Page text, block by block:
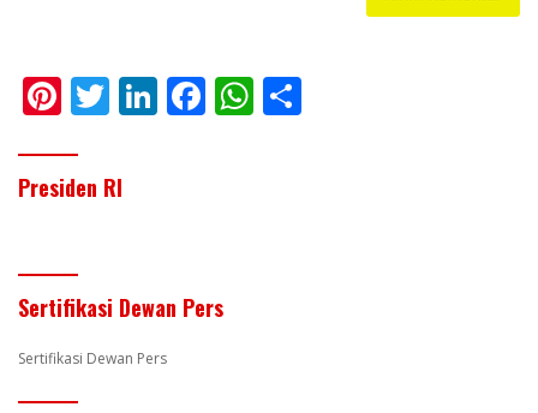
Pi
er
e
T
itt
er
Li F
k
W
Presiden RI
Sertifikasi Dewan Pers
Sertifikasi Dewan Pers